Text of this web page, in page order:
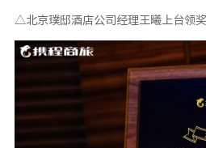
△北京璞邸酒店公司经理王曦上台领奖